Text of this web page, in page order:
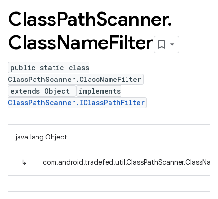
ClassPathScanner.
ClassNameFilter
public static class
ClassPathScanner.ClassNameFilter
extends Object
implements
ClassPathScanner.IClassPathFilter
java.lang.Object
↳